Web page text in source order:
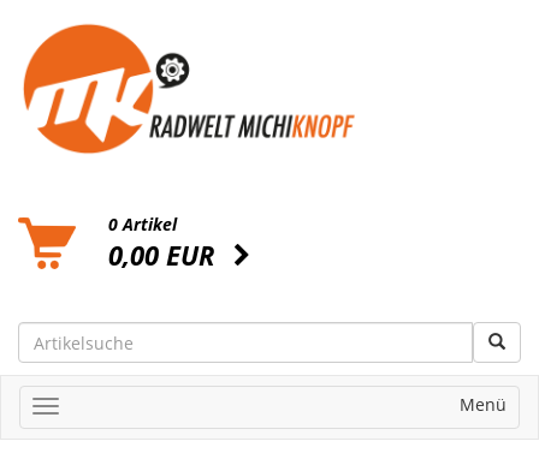
0 Artikel
0,00 EUR
Menü